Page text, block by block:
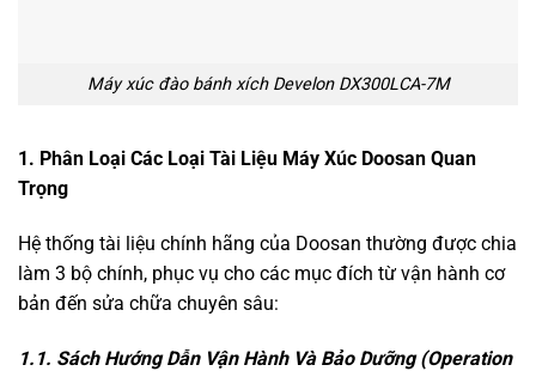
Máy xúc đào bánh xích Develon DX300LCA-7M
1. Phân Loại Các Loại Tài Liệu Máy Xúc Doosan Quan
Trọng
Hệ thống tài liệu chính hãng của Doosan thường được chia
làm 3 bộ chính, phục vụ cho các mục đích từ vận hành cơ
bản đến sửa chữa chuyên sâu:
1.1. Sách Hướng Dẫn Vận Hành Và Bảo Dưỡng (Operation